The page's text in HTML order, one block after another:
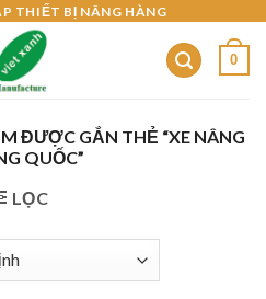
THIẾT BỊ NÂNG HÀNG
0
ĐƯỢC GẮN THẺ “XE NÂNG
QUỐC”
LỌC